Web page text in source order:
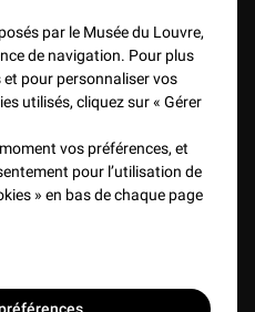
par le Musée du Louvre,
de navigation. Pour plus
pour personnaliser vos
utilisés, cliquez sur « Gérer
vos préférences, et
pour l’utilisation de
» en bas de chaque page